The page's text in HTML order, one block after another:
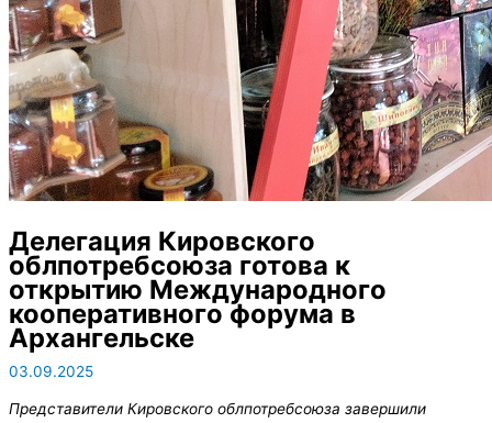
Делегация Кировского
облпотребсоюза готова к
открытию Международного
кооперативного форума в
Архангельске
03.09.2025
Представители Кировского облпотребсоюза завершили